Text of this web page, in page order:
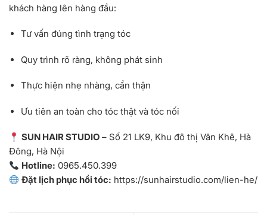
khách hàng lên hàng đầu:
Tư vấn đúng tình trạng tóc
Quy trình rõ ràng, không phát sinh
Thực hiện nhẹ nhàng, cẩn thận
Ưu tiên an toàn cho tóc thật và tóc nối
SUN HAIR STUDIO – Số 21 LK9, Khu đô thị Văn Khê, Hà
Đông, Hà Nội
Hotline: 0965.450.399
Đặt lịch phục hồi tóc: https://sunhairstudio.com/lien-he/